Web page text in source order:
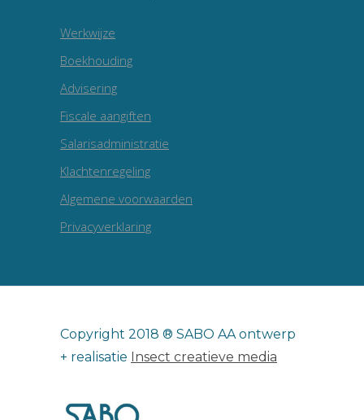
Werkwijze
Boekhouding
Advisering
Fiscale aangiften
Salarisadministratie
Klachtenregeling
Algemene voorwaarden
Privacyverklaring
Copyright 2018 ® SABO AA ontwerp
+ realisatie Insect creatieve media